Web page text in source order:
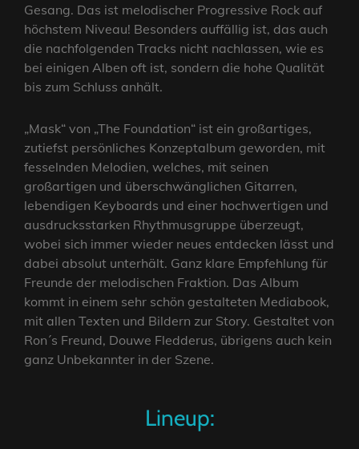
Gesang. Das ist melodischer Progressive Rock auf
höchstem Niveau! Besonders auffällig ist, das auch
die nachfolgenden Tracks nicht nachlassen, wie es
bei einigen Alben oft ist, sondern die hohe Qualität
bis zum Schluss anhält.
„Mask“ von „The Foundation“ ist ein großartiges,
zutiefst persönliches Konzeptalbum geworden, mit
fesselnden Melodien, welches, mit seinen
großartigen und überschwänglichen Gitarren,
lebendigen Keyboards und einer hochwertigen und
ausdrucksstarken Rhythmusgruppe überzeugt,
wobei sich immer wieder neues entdecken lässt und
dabei absolut unterhält. Ganz klare Empfehlung für
Freunde der melodischen Fraktion. Das Album
kommt in einem sehr schön gestalteten Mediabook,
mit allen Texten und Bildern zur Story. Gestaltet von
Ron´s Freund, Douwe Fledderus, übrigens auch kein
ganz Unbekannter in der Szene.
Lineup: